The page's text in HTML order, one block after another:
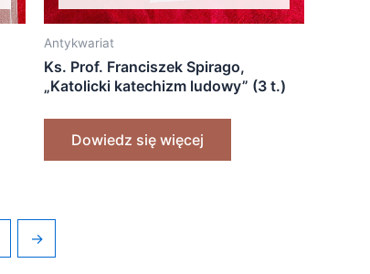
Antykwariat
Ks. Prof. Franciszek Spirago,
„Katolicki katechizm ludowy” (3 t.)
Dowiedz się więcej
→